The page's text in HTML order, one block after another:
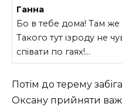
Ганна
Бо в тебе дома! Там
Такого тут ізроду не
співати по гаях!…
Потім до терему
Оксану прийняти